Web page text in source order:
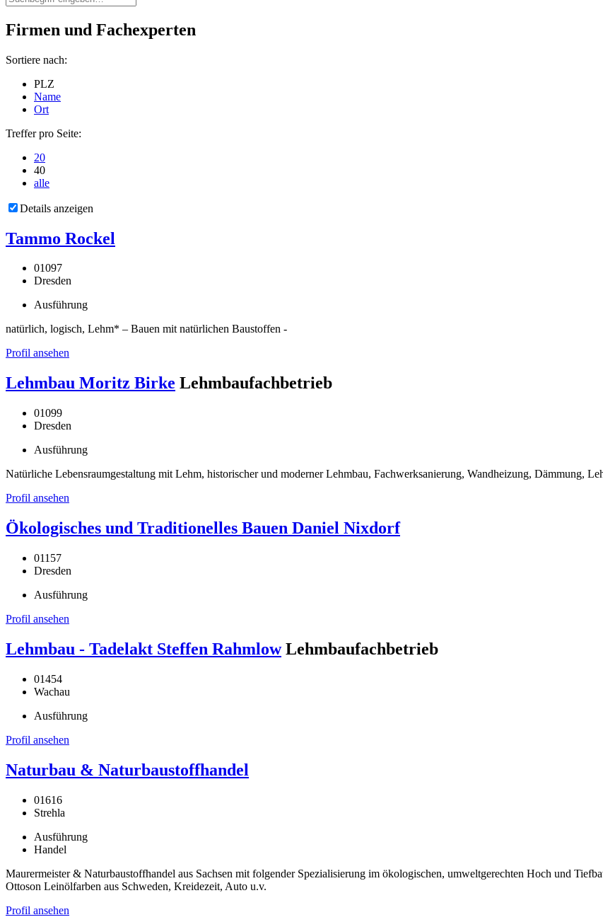
Firmen und Fachexperten
Sortiere nach:
PLZ
Name
Ort
Treffer pro Seite:
20
40
alle
Details anzeigen
Tammo Rockel
01097
Dresden
Ausführung
natürlich, logisch, Lehm* – Bauen mit natürlichen Baustoffen -
Profil ansehen
Lehmbau Moritz Birke Lehmbaufachbetrieb
01099
Dresden
Ausführung
Natürliche Lebensraumgestaltung mit Lehm, historischer und moderner Lehmbau, Fachwerksanierung, Wandheizung, Dämmung,
Profil ansehen
Ökologisches und Traditionelles Bauen Daniel Nixdorf
01157
Dresden
Ausführung
Profil ansehen
Lehmbau - Tadelakt Steffen Rahmlow Lehmbaufachbetrieb
01454
Wachau
Ausführung
Profil ansehen
Naturbau & Naturbaustoffhandel
01616
Strehla
Ausführung
Handel
Maurermeister & Naturbaustoffhandel aus Sachsen mit folgender Spezialisierung im ökologischen, umweltgerechten Hoch und
Ottoson Leinölfarben aus Schweden, Kreidezeit, Auto u.v.
Profil ansehen